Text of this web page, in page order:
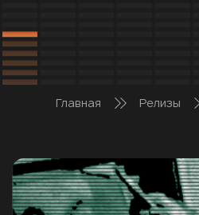
Главная Релизы